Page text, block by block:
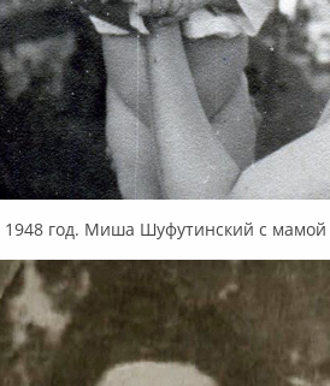
1948 год. Миша Шуфутинский с мамой